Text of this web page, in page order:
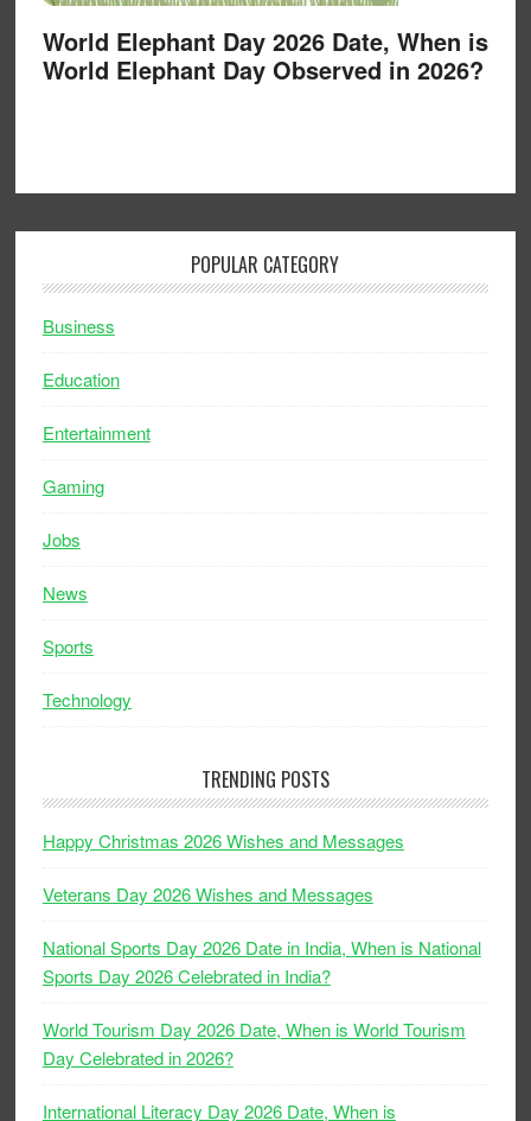
World Elephant Day 2026 Date, When is
World Elephant Day Observed in 2026?
POPULAR CATEGORY
Business
Education
Entertainment
Gaming
Jobs
News
Sports
Technology
TRENDING POSTS
Happy Christmas 2026 Wishes and Messages
Veterans Day 2026 Wishes and Messages
National Sports Day 2026 Date in India, When is National
Sports Day 2026 Celebrated in India?
World Tourism Day 2026 Date, When is World Tourism
Day Celebrated in 2026?
International Literacy Day 2026 Date, When is